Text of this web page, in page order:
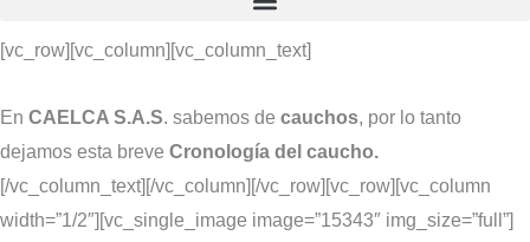
[vc_row][vc_column][vc_column_text]
En CAELCA S.A.S. sabemos de cauchos, por lo tanto
dejamos esta breve Cronología del caucho.
[/vc_column_text][/vc_column][/vc_row][vc_row][vc_column
width=”1/2″][vc_single_image image=”15343″ img_size=”full”]